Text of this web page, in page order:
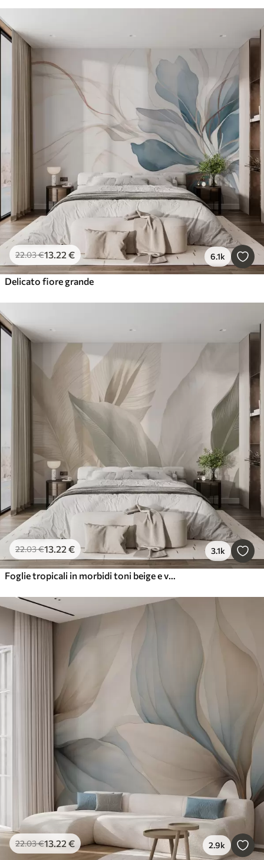
22.03€13.22 € 6.1k
Delicato fiore grande
22.03€13.22 € 3.1k
Foglie tropicali in morbidi toni beige e verdi, con un effetto acquerello e delicate transizioni di colore
22.03€13.22 € 2.9k